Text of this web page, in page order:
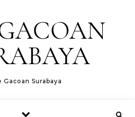
Gacoan Surabaya